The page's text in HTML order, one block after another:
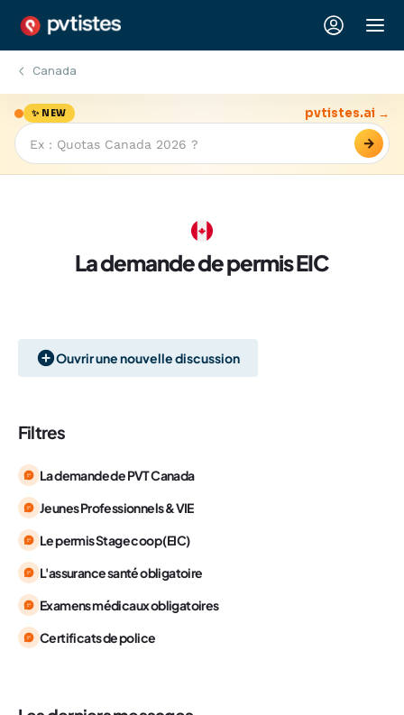
Canada
✨ NEW
→
pvtistes.ai →
La demande de permis EIC
Ouvrir une nouvelle discussion
Filtres
La demande de PVT Canada
Jeunes Professionnels & VIE
Le permis Stage coop (EIC)
L'assurance santé obligatoire
Examens médicaux obligatoires
Certificats de police